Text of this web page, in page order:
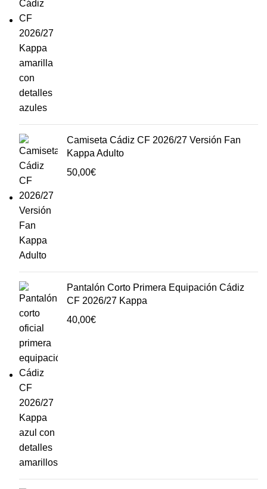
Camiseta Cádiz CF 2026/27 Versión Fan
Kappa Adulto
50,00€
Pantalón Corto Primera Equipación Cádiz
CF 2026/27 Kappa
40,00€